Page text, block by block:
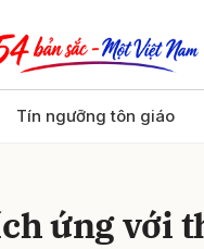
Tín ngưỡng tôn giáo
ứng với
Gửi